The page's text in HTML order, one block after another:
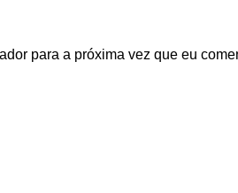
para a próxima vez que eu